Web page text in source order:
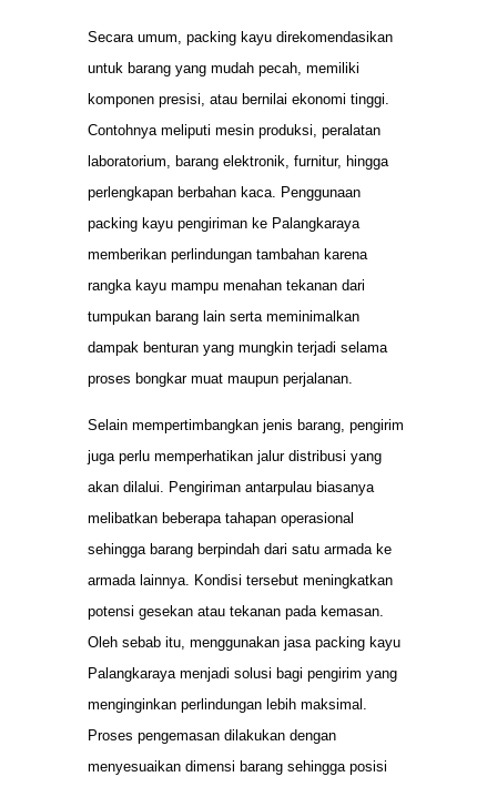
Secara umum, packing kayu direkomendasikan
untuk barang yang mudah pecah, memiliki
komponen presisi, atau bernilai ekonomi tinggi.
Contohnya meliputi mesin produksi, peralatan
laboratorium, barang elektronik, furnitur, hingga
perlengkapan berbahan kaca. Penggunaan
packing kayu pengiriman ke Palangkaraya
memberikan perlindungan tambahan karena
rangka kayu mampu menahan tekanan dari
tumpukan barang lain serta meminimalkan
dampak benturan yang mungkin terjadi selama
proses bongkar muat maupun perjalanan.
Selain mempertimbangkan jenis barang, pengirim
juga perlu memperhatikan jalur distribusi yang
akan dilalui. Pengiriman antarpulau biasanya
melibatkan beberapa tahapan operasional
sehingga barang berpindah dari satu armada ke
armada lainnya. Kondisi tersebut meningkatkan
potensi gesekan atau tekanan pada kemasan.
Oleh sebab itu, menggunakan jasa packing kayu
Palangkaraya menjadi solusi bagi pengirim yang
menginginkan perlindungan lebih maksimal.
Proses pengemasan dilakukan dengan
menyesuaikan dimensi barang sehingga posisi